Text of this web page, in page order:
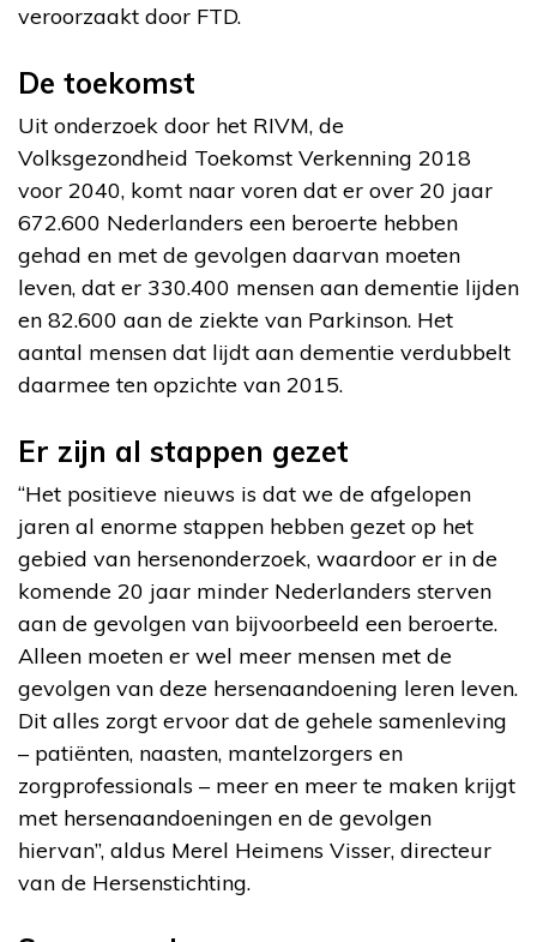
veroorzaakt door FTD.
De toekomst
Uit onderzoek door het RIVM, de
Volksgezondheid Toekomst Verkenning 2018
voor 2040, komt naar voren dat er over 20 jaar
672.600 Nederlanders een beroerte hebben
gehad en met de gevolgen daarvan moeten
leven, dat er 330.400 mensen aan dementie lijden
en 82.600 aan de ziekte van Parkinson. Het
aantal mensen dat lijdt aan dementie verdubbelt
daarmee ten opzichte van 2015.
Er zijn al stappen gezet
“Het positieve nieuws is dat we de afgelopen
jaren al enorme stappen hebben gezet op het
gebied van hersenonderzoek, waardoor er in de
komende 20 jaar minder Nederlanders sterven
aan de gevolgen van bijvoorbeeld een beroerte.
Alleen moeten er wel meer mensen met de
gevolgen van deze hersenaandoening leren leven.
Dit alles zorgt ervoor dat de gehele samenleving
– patiënten, naasten, mantelzorgers en
zorgprofessionals – meer en meer te maken krijgt
met hersenaandoeningen en de gevolgen
hiervan”, aldus Merel Heimens Visser, directeur
van de Hersenstichting.